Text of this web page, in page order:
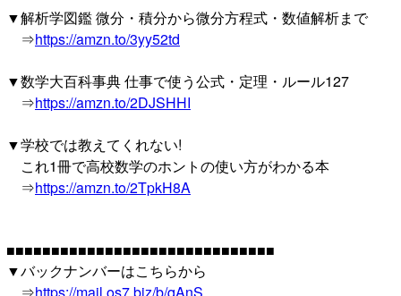
▼解析学図鑑 微分・積分から微分方程式・数値解析まで
⇒https://amzn.to/3yy52td
▼数学大百科事典 仕事で使う公式・定理・ルール127
⇒https://amzn.to/2DJSHHI
▼学校では教えてくれない!
これ1冊で高校数学のホントの使い方がわかる本
⇒https://amzn.to/2TpkH8A
■■■■■■■■■■■■■■■■■■■■■■■■■■■■■■
▼バックナンバーはこちらから